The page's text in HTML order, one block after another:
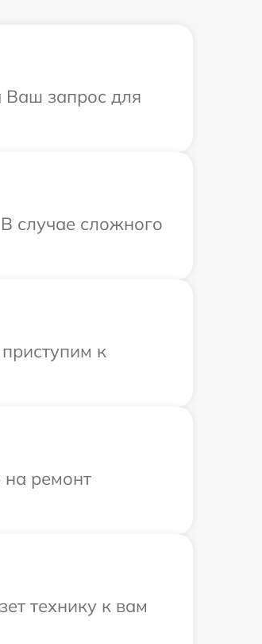
Ваш запрос для
случае сложного
к
ремонт
технику к вам